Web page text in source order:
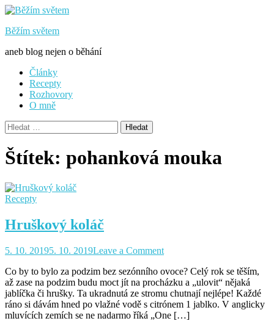
Skip
content
Běžím světem
aneb blog nejen o běhání
Články
Recepty
Rozhovory
O mně
Vyhledávání
Štítek: pohanková mouka
Recepty
Hruškový koláč
5. 10. 20195. 10. 2019Leave a Commenton
koláč
Co by to bylo za podzim bez sezónního ovoce? Celý rok se těším,
až zase na podzim budu moct jít na procházku a „ulovit“ nějaká
jablíčka či hrušky. Ta ukradnutá ze stromu chutnají nejlépe! Každé
ráno si dávám hned po vlažné vodě s citrónem 1 jablko. V anglicky
mluvících zemích se ne nadarmo říká „One […]